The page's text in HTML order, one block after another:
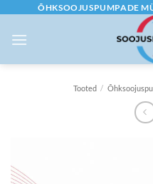
content
ÕHKSOOJUSPUMPADE
Tooted /